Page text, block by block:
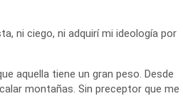
ni ciego, ni adquirí mi ideología por
aquella tiene un gran peso. Desde
montañas. Sin preceptor que me